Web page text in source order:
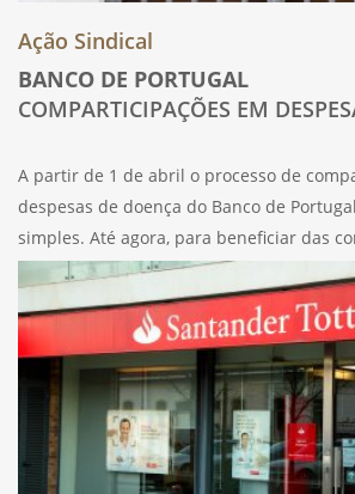
Ação Sindical
BANCO DE PORTUGAL
COMPARTICIPAÇÕES EM
A partir de 1 de abril o processo de
despesas de doença do Banco de
simples. Até agora, para beneficiar das
BdP, que funcionam em regime de
necessário a apresentação